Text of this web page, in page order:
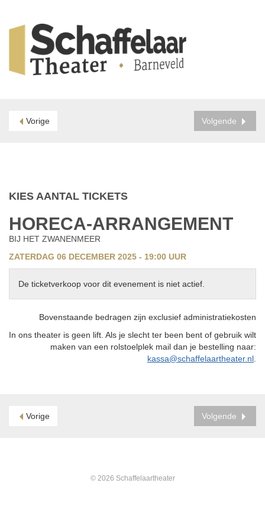
Vorige Volgende
KIES AANTAL TICKETS
HORECA-ARRANGEMENT
BIJ HET ZWANENMEER
ZATERDAG 06 DECEMBER 2025 - 19:00 UUR
De ticketverkoop voor dit evenement is niet actief.
Bovenstaande bedragen zijn exclusief administratiekosten
In ons theater is geen lift. Als je slecht ter been bent of gebruik wilt
maken van een rolstoelplek mail dan je bestelling naar:
kassa@schaffelaartheater.nl
Vorige Volgende
© 2026 Schaffelaartheater